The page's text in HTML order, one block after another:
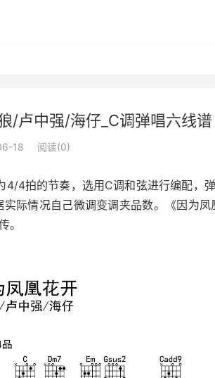
/卢中强/海仔_C调弹唱六线谱
18 阅读(0)
4/4拍的节奏，选用C调和弦进行编配，
际情况自己微调变调夹品数。《因为凤
。